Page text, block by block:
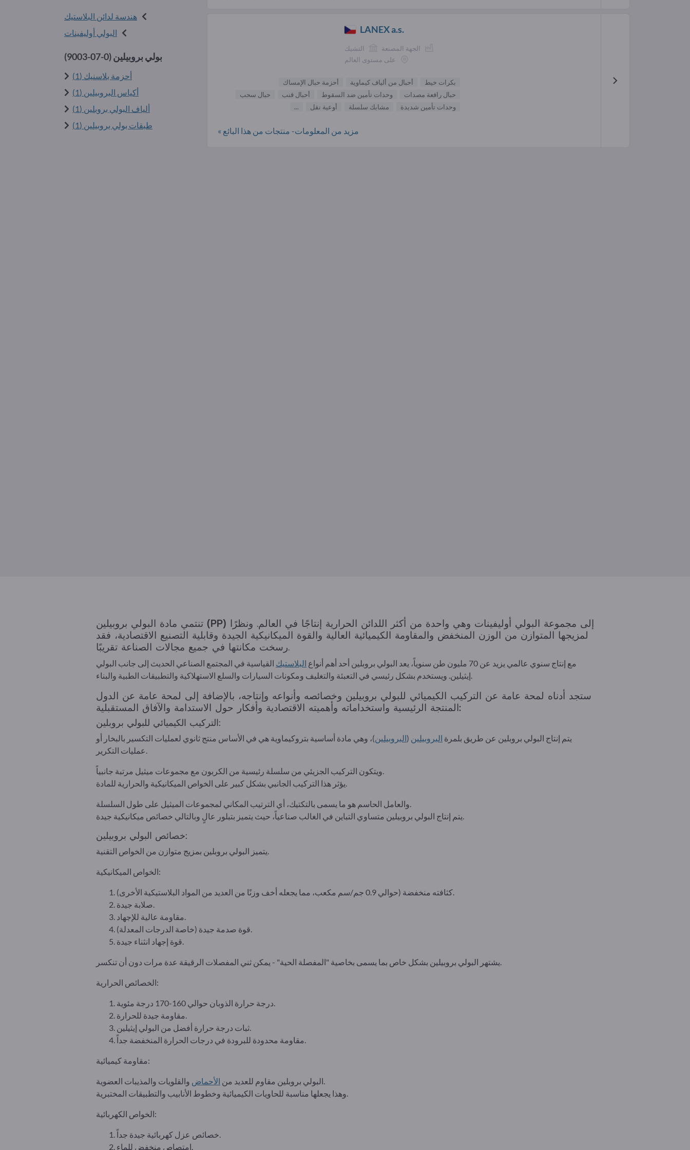
هندسة لدائن البلاستيك
البولي أوليفينات
بولي بروبيلين (9003-07-0
)
أحزمة بلاسنيك (1)
أكياس البروبيلين (1)
ألياف البولي بروبلين (1)
طبقات بولي بروبيلين (1)
LANEX a.s.
الجهة المصنعة
التشيك
على مستوى العالم
بكرات خيط أحبال من ألياف كيماوية
أحزمة حبال الإمساك
حبال رافعة مصدات
وحدات تأمين ضد السقوط أحبال قنب
حبال سحب
وحدات تأمين شديدة
مشابك سلسلة أوعية نقل ...
مزيد من المعلومات- منتجات من هذا البائع »
تنتمي مادة البولي بروبيلين (PP) إلى مجموعة البولي أوليفينات وهي واحدة من أكثر اللدائن الحرارية إنتاجًا في العالم. ونظرًا
لمزيجها المتوازن من الوزن المنخفض والمقاومة الكيميائية العالية والقوة الميكانيكية الجيدة وقابلية التصنيع الاقتصادية، فقد
رسخت مكانتها في جميع مجالات الصناعة تقريبًا.
مع إنتاج سنوي عالمي يزيد عن 70 مليون طن سنوياً، يعد البولي بروبلين أحد أهم أنواع البلاستيك القياسية في المجتمع الصناعي الحديث إلى جانب البولي
إيثيلين. ويستخدم بشكل رئيسي في التعبئة والتغليف ومكونات السيارات والسلع الاستهلاكية والتطبيقات الطبية والبناء.
ستجد أدناه لمحة عامة عن التركيب الكيميائي للبولي بروبيلين وخصائصه وأنواعه وإنتاجه، بالإضافة إلى لمحة عامة عن الدول
المنتجة الرئيسية واستخداماته وأهميته الاقتصادية وأفكار حول الاستدامة والآفاق المستقبلية:
التركيب الكيميائي للبولي بروبلين:
يتم إنتاج البولي بروبلين عن طريق بلمرة البروبيلين (البروبيلين)، وهي مادة أساسية بتروكيماوية هي في الأساس منتج ثانوي لعمليات التكسير بالبخار أو
عمليات التكرير.
ويتكون التركيب الجزيئي من سلسلة رئيسية من الكربون مع مجموعات ميثيل مرتبة جانبياً.
يؤثر هذا التركيب الجانبي بشكل كبير على الخواص الميكانيكية والحرارية للمادة.
والعامل الحاسم هو ما يسمى بالتكتيك، أي الترتيب المكاني لمجموعات الميثيل على طول السلسلة.
يتم إنتاج البولي بروبيلين متساوي التباين في الغالب صناعياً، حيث يتميز بتبلور عالٍ وبالتالي خصائص ميكانيكية جيدة.
خصائص البولي بروبيلين:
يتميز البولي بروبلين بمزيج متوازن من الخواص التقنية.
الخواص الميكانيكية:
كثافته منخفضة (حوالي 0.9 جم/سم مكعب، مما يجعله أخف وزنًا من العديد من المواد البلاستيكية الأخرى).
صلابة جيدة.
مقاومة عالية للإجهاد.
قوة صدمة جيدة (خاصة الدرجات المعدلة).
قوة إجهاد انثناء جيدة.
يشتهر البولي بروبيلين بشكل خاص بما يسمى بخاصية "المفصلة الحية" - يمكن ثني المفصلات الرقيقة عدة مرات دون أن تنكسر.
الخصائص الحرارية:
درجة حرارة الذوبان حوالي 160-170 درجة مئوية.
مقاومة جيدة للحرارة.
ثبات درجة حرارة أفضل من البولي إيثيلين.
مقاومة محدودة للبرودة في درجات الحرارة المنخفضة جداً.
مقاومة كيميائية:
البولي بروبلين مقاوم للعديد من الأحماض
والقلويات والمذيبات العضوية.
وهذا يجعلها مناسبة للحاويات الكيميائية وخطوط الأنابيب والتطبيقات المختبرية.
الخواص الكهربائية:
خصائص عزل كهربائية جيدة جداً.
امتصاص منخفض للماء.